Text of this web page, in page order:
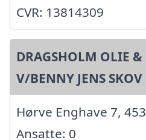
CVR: 13814309
DRAGSHOLM OLIE &
V/BENNY JENS
Hørve Enghave 7,
Ansatte: 0